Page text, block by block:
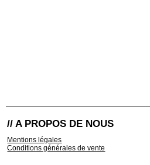
// A PROPOS DE NOUS
Mentions légales
Conditions générales de vente